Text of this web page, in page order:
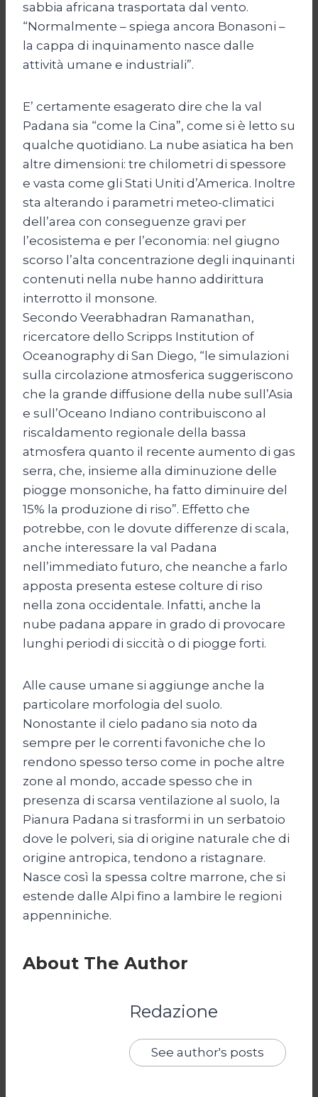
sabbia africana trasportata dal vento.
“Normalmente – spiega ancora Bonasoni –
la cappa di inquinamento nasce dalle
attività umane e industriali”.
E’ certamente esagerato dire che la val
Padana sia “come la Cina”, come si è letto su
qualche quotidiano. La nube asiatica ha ben
altre dimensioni: tre chilometri di spessore
e vasta come gli Stati Uniti d’America. Inoltre
sta alterando i parametri meteo-climatici
dell’area con conseguenze gravi per
l’ecosistema e per l’economia: nel giugno
scorso l’alta concentrazione degli inquinanti
contenuti nella nube hanno addirittura
interrotto il monsone.
Secondo Veerabhadran Ramanathan,
ricercatore dello Scripps Institution of
Oceanography di San Diego, “le simulazioni
sulla circolazione atmosferica suggeriscono
che la grande diffusione della nube sull’Asia
e sull’Oceano Indiano contribuiscono al
riscaldamento regionale della bassa
atmosfera quanto il recente aumento di gas
serra, che, insieme alla diminuzione delle
piogge monsoniche, ha fatto diminuire del
15% la produzione di riso”. Effetto che
potrebbe, con le dovute differenze di scala,
anche interessare la val Padana
nell’immediato futuro, che neanche a farlo
apposta presenta estese colture di riso
nella zona occidentale. Infatti, anche la
nube padana appare in grado di provocare
lunghi periodi di siccità o di piogge forti.
Alle cause umane si aggiunge anche la
particolare morfologia del suolo.
Nonostante il cielo padano sia noto da
sempre per le correnti favoniche che lo
rendono spesso terso come in poche altre
zone al mondo, accade spesso che in
presenza di scarsa ventilazione al suolo, la
Pianura Padana si trasformi in un serbatoio
dove le polveri, sia di origine naturale che di
origine antropica, tendono a ristagnare.
Nasce così la spessa coltre marrone, che si
estende dalle Alpi fino a lambire le regioni
appenniniche.
About The Author
Redazione
See author's posts